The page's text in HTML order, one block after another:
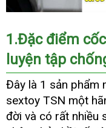
Coc
thu
dam
the
he
moi
luyen
tap
1.Đặc điểm
luyện tập
Đây là 1 sản phẩm
sextoy TSN một
đời thảo
và có Trung
rất nhiều